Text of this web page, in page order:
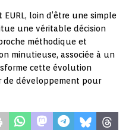
loin d’être une simple
une véritable décision
méthodique et
minutieuse, associée à un
cette évolution
développement pour